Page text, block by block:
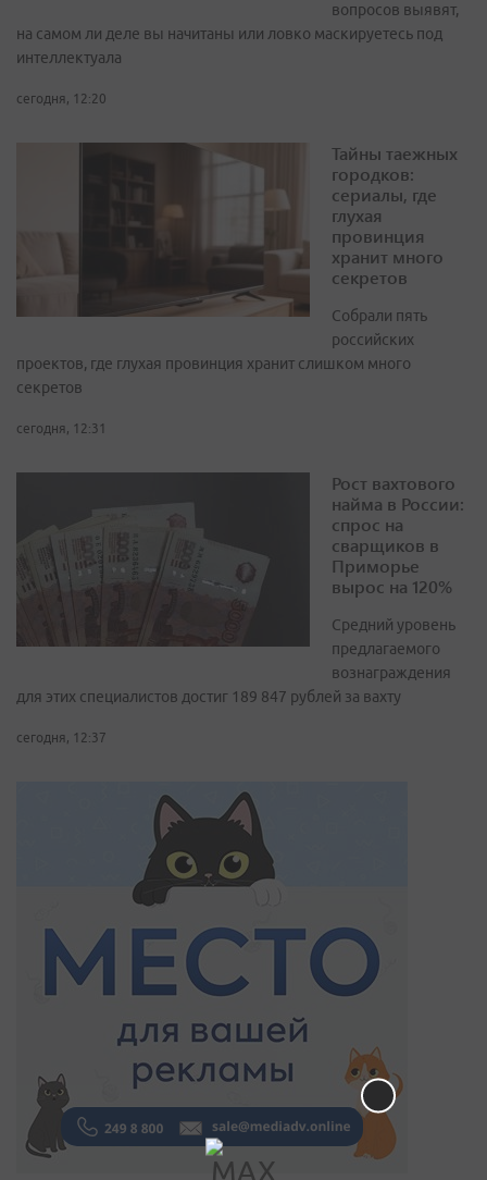
вопросов выявят,
на самом ли деле вы начитаны или ловко маскируетесь под
интеллектуала
сегодня, 12:20
Тайны таежных
городков:
сериалы, где
глухая
провинция
хранит много
секретов
Собрали пять
российских
проектов, где глухая провинция хранит слишком много
секретов
сегодня, 12:31
Рост вахтового
найма в России:
спрос на
сварщиков в
Приморье
вырос на 120%
Средний уровень
предлагаемого
вознаграждения
для этих специалистов достиг 189 847 рублей за вахту
сегодня, 12:37